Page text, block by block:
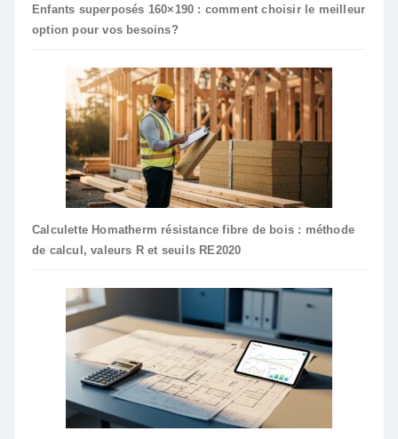
Enfants superposés 160×190 : comment choisir le meilleur
option pour vos besoins?
Calculette Homatherm résistance fibre de bois : méthode
de calcul, valeurs R et seuils RE2020